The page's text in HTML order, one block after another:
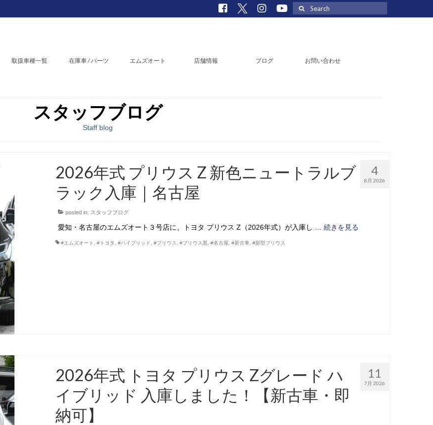
Search
for:
取扱車種一覧 在庫車 / パーツ エムズオート 店舗情報 ブログ お問い合わせ
スタッフブログ
Staff blog
4
8月 2026
2026年式 プリウス Z 新色ニュートラルブ
ラック入庫｜名古屋
posted in: スタッフブログ
愛知・名古屋のエムズオート３号店に、トヨタ プリウス Z（2026年式）が入庫し …続きを見る
#エムズオート ,#トヨタ ,#ハイブリッド ,#プリウス ,#プリウス黒 ,#名古屋 ,#新古車 ,#新型プリウス
11
7月 2026
2026年式 トヨタ プリウス Zグレード ハ
イブリッド 入庫しました！【新古車・即
納可】